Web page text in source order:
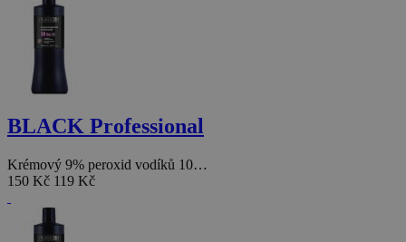
BLACK Professional
Krémový 9% peroxid vodíků 10…
150 Kč 119 Kč